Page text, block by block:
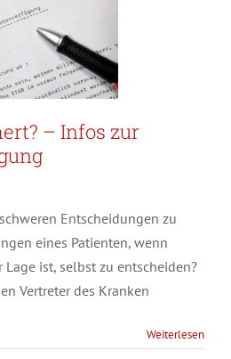
– Infos zur
Entscheidungen zu
eines Patienten, wenn
ist, selbst zu entscheiden?
Vertreter des Kranken
Weiterlesen